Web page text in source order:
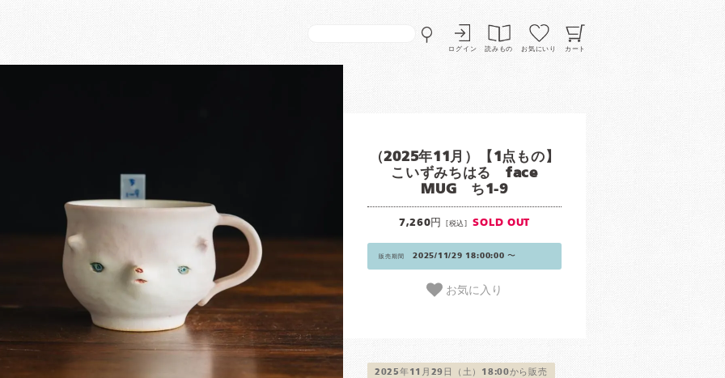
ログイン 読みもの お気にいり カート
（2025年11月）【1点もの】
こいずみちはる face
MUG ち1-9
7,260円 [税込] SOLD OUT
販売期間 2025/11/29 18:00:00 〜
お気に入り
2025年11月29日（土）18:00から販売